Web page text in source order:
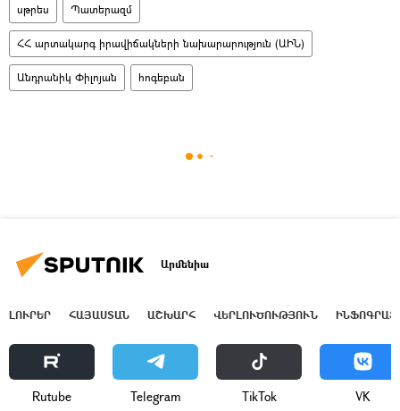
սթրես Պատերազմ
ՀՀ արտակարգ իրավիճակների նախարարություն (ԱԻՆ)
Անդրանիկ Փիլոյան հոգեբան
Արմենիա
ԼՈՒՐԵՐ ՀԱՅԱՍՏԱՆ ԱՇԽԱՐՀ ՎԵՐԼՈՒԾՈՒԹՅՈՒՆ
Rutube Telegram ТikТоk VK